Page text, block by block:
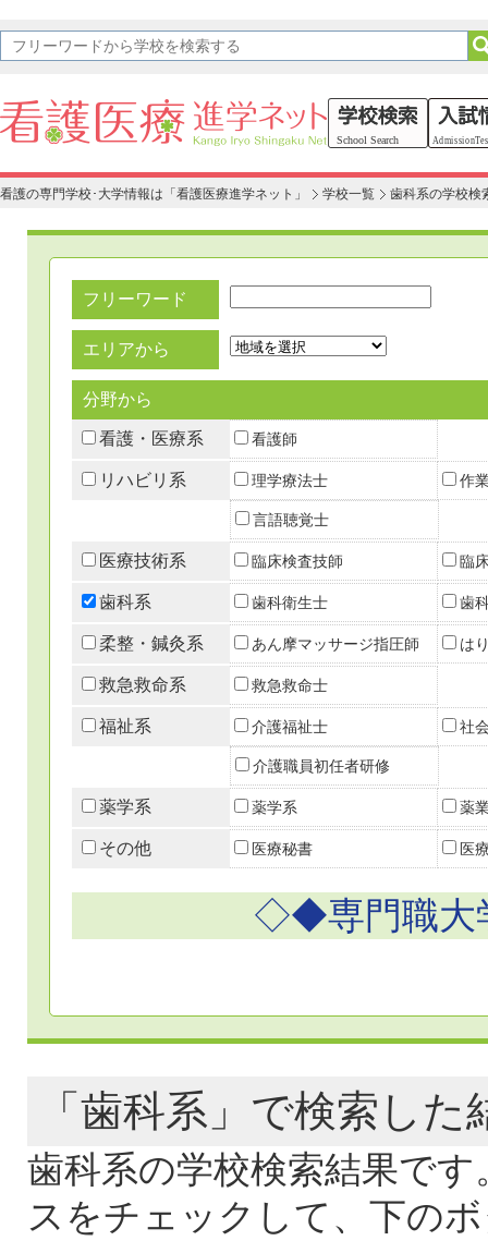
看護の専門学校･大学情報は「看護医療進学ネット」 学校一覧 歯科系の学校検
フリーワード
エリアから
分野から
看護・医療系 看護師
リハビリ系 理学療法士 作
言語聴覚士
医療技術系 臨床検査技師 臨
歯科系 歯科衛生士 歯
柔整・鍼灸系 あん摩マッサージ指圧師 は
救急救命系 救急救命士
福祉系 介護福祉士 社
介護職員初任者研修
薬学系 薬学系 薬
その他 医療秘書 医
◇◆専門職大
「歯科系」で検索し
歯科系の学校検索結果で
スをチェックして、下の